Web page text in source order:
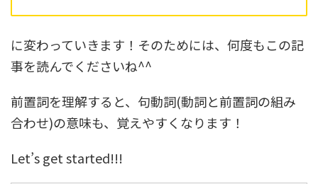
に変わっていきます！そのためには、何度もこの記
事を読んでくださいね^^
前置詞を理解すると、句動詞(動詞と前置詞の組み
合わせ)の意味も、覚えやすくなります！
Let’s get started!!!